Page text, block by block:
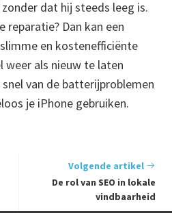
dat hij steeds leeg is.
reparatie? Dan kan een
en kostenefficiënte
weer als nieuw te laten
van de batterijproblemen
je iPhone gebruiken.
Volgende artikel
De rol van SEO in lokale
vindbaarheid